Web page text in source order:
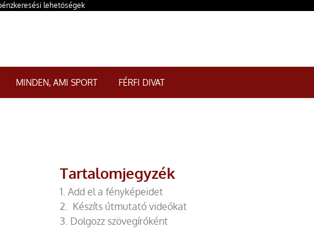
lehetőségek
MINDEN, AMI SPORT FÉRFI DIVAT
Tartalomjegyzék
1. Add el a fényképeidet
2. Készíts útmutató videókat
3. Dolgozz szövegíróként